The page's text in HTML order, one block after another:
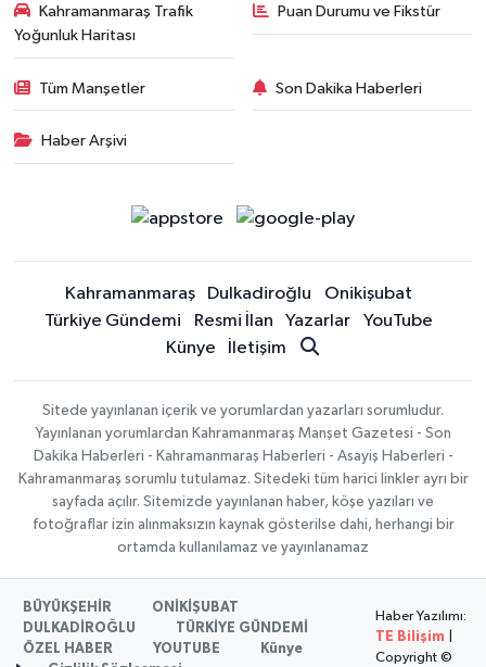
Kahramanmaraş Trafik
Yoğunluk Haritası
Puan Durumu ve Fikstür
Tüm Manşetler Son Dakika Haberleri
Haber Arşivi
Kahramanmaraş Dulkadiroğlu
Onikişubat
Türkiye Gündemi
Resmi İlan Yazarlar
YouTube
Künye
İletişim
Sitede yayınlanan içerik ve yorumlardan yazarları sorumludur.
Yayınlanan yorumlardan Kahramanmaraş Manşet Gazetesi - Son
Dakika Haberleri - Kahramanmaraş Haberleri - Asayiş Haberleri -
Kahramanmaraş sorumlu tutulamaz. Sitedeki tüm harici linkler ayrı bir
sayfada açılır. Sitemizde yayınlanan haber, köşe yazıları ve
fotoğraflar izin alınmaksızın kaynak gösterilse dahi, herhangi bir
ortamda kullanılamaz ve yayınlanamaz
BÜYÜKŞEHİR
ONİKİŞUBAT
DULKADİROĞLU
TÜRKİYE GÜNDEMİ
ÖZEL HABER
YOUTUBE
Künye
Haber Yazılımı:
TE Bilişim
Copyright ©